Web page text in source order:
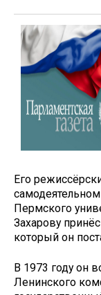
Его
Пермского
Захарову
который он
В 1973 году он
Ленинского